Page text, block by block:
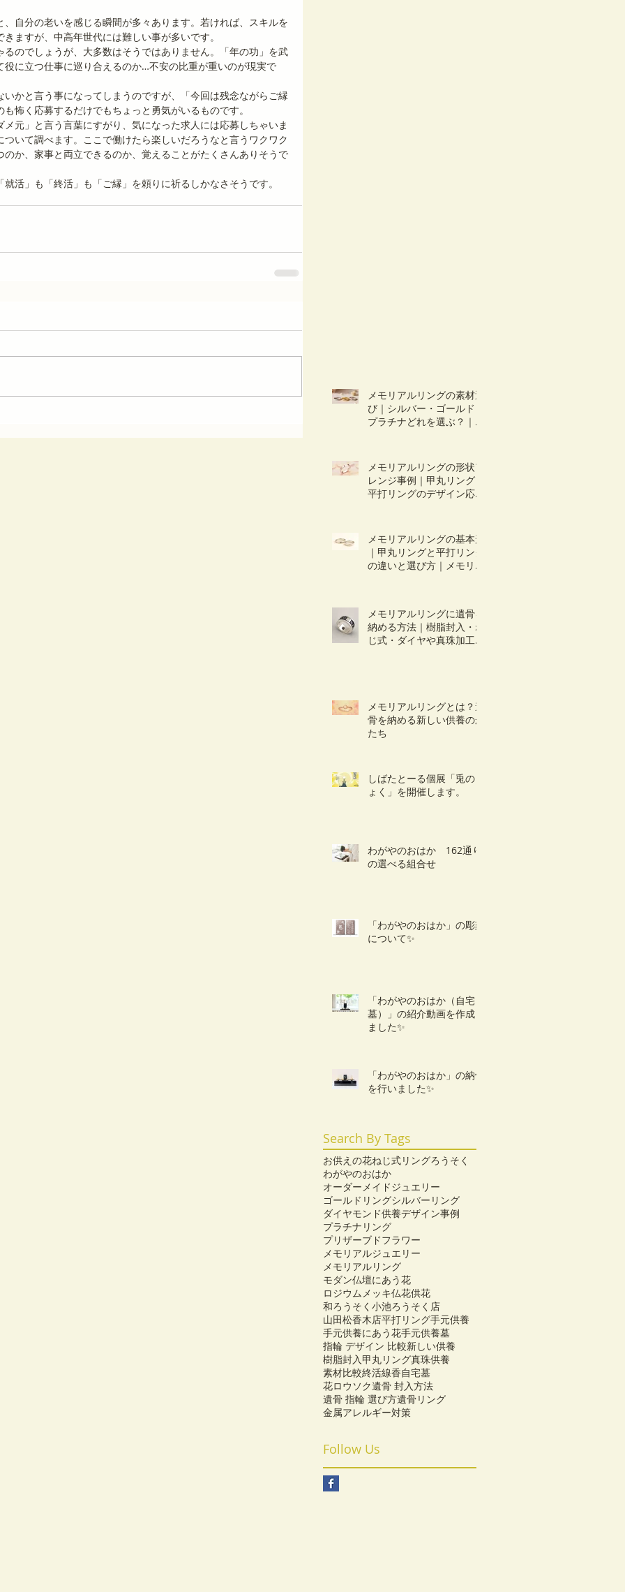
自分の老いを感じる瞬間が多々あります。若ければ、スキルを
ますが、中高年世代には難しい事が多いです。
のでしょうが、大多数はそうではありません。「年の功」を武
に立つ仕事に巡り合えるのか…不安の比重が重いのが現実で
かと言う事になってしまうのですが、「今回は残念ながらご縁
も怖く応募するだけでもちょっと勇気がいるものです。
元」と言う言葉にすがり、気になった求人には応募しちゃいま
いて調べます。ここで働けたら楽しいだろうなと言うワクワク
か、家事と両立できるのか、覚えることがたくさんありそうで
活」も「終活」も「ご縁」を頼りに祈るしかなさそうです。
メモリアルリングの素材選
び｜シルバー・ゴールド・
プラチナどれを選ぶ？｜オ
メモリアルリングの形状ア
レンジ事例｜甲丸リング・
平打リングのデザイン応用
メモリアルリングの基本形
｜甲丸リングと平打リング
の違いと選び方｜メモリア
メモリアルリングに遺骨を
納める方法｜樹脂封入・ね
じ式・ダイヤや真珠加工の
メモリアルリングとは？遺
骨を納める新しい供養のか
たち
しばたとーる個展「兎のき
ょく」を開催します。
わがやのおはか 162通り
の選べる組合せ
「わがやのおはか」の彫刻
について✨
「わがやのおはか（自宅
墓）」の紹介動画を作成し
ました✨
「わがやのおはか」の納骨
を行いました✨️
Search By Tags
お供えの花ねじ式リングろうそく
わがやのおはか
オーダーメイドジュエリー
ゴールドリングシルバーリング
ダイヤモンド供養デザイン事例
プラチナリング
プリザーブドフラワー
メモリアルジュエリー
メモリアルリング
モダン仏壇にあう花
ロジウムメッキ仏花供花
和ろうそく 小池ろうそく店
山田松香木店平打リング手元供養
手元供養にあう花手元供養墓
指輪 デザイン 比較新しい供養
樹脂封入甲丸リング真珠供養
素材比較終活線香自宅墓
花ロウソク遺骨 封入方法
遺骨 指輪 選び方遺骨リング
金属アレルギー対策
Follow Us